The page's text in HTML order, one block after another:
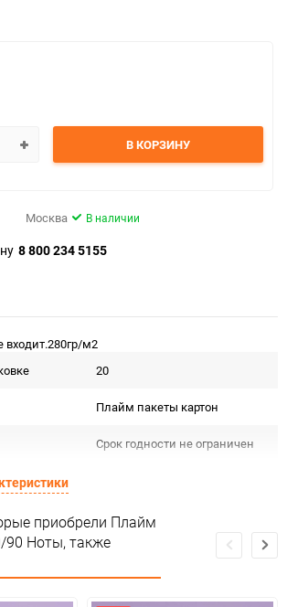
В КОРЗИНУ
Москва В наличии
8 800 234 5155
входит.280гр/м2
20
Плайм пакеты картон
Срок годности не ограничен
Не подлежит сертификации
Особых условий не требует
приобрели Плайм
90 Ноты, также